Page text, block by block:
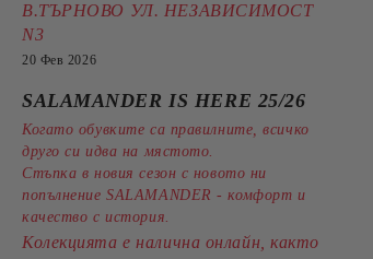
В.ТЪРНОВО УЛ. НЕЗАВИСИМОСТ
N3
20 Фев 2026
SALAMANDER IS HERE 25/26
Когато обувките са правилните, всичко
друго си идва на мястото.
Стъпка в новия сезон с новото ни
попълнение SALAMANDER - комфорт и
качество с история.
Колекцията е налична онлайн, както